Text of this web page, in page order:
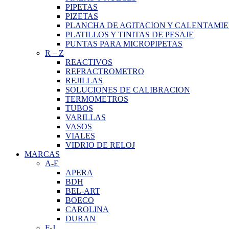
PIPETAS
PIZETAS
PLANCHA DE AGITACION Y
PLATILLOS Y TINITAS DE PESAJE
PUNTAS PARA MICROPIPETAS
R – Z
REACTIVOS
REFRACTROMETRO
REJILLAS
SOLUCIONES DE CALIBRACION
TERMOMETROS
TUBOS
VARILLAS
VASOS
VIALES
VIDRIO DE RELOJ
MARCAS
A-E
APERA
BDH
BEL-ART
BOECO
CAROLINA
DURAN